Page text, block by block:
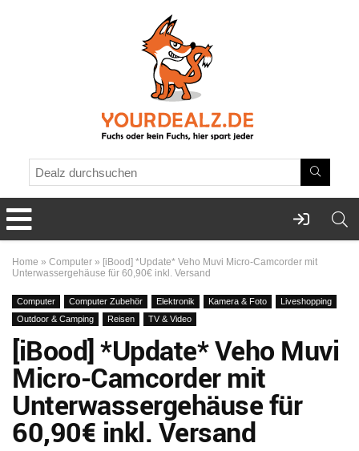
Home » Computer » [iBood] *Update* Veho Muvi Micro-Camcorder mit
Unterwassergehäuse für 60,90€ inkl. Versand
Computer Computer Zubehör Elektronik Kamera & Foto
Liveshopping
Outdoor & Camping
Reisen TV & Video
[iBood] *Update* Veho Muvi
Micro-Camcorder mit
Unterwassergehäuse für
60,90€ inkl. Versand